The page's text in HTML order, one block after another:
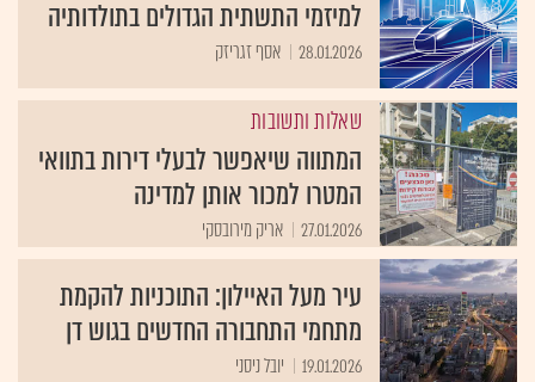
למיזמי התשתית הגדולים בתולדותיה
28.01.2026 אסף זגריזק
שאלות ותשובות
המתווה שיאפשר לבעלי דירות בתוואי
המטרו למכור אותן למדינה
27.01.2026 אריק מירובסקי
עיר מעל האיילון: התוכניות להקמת
מתחמי התחבורה החדשים בגוש דן
19.01.2026 יובל ניסני